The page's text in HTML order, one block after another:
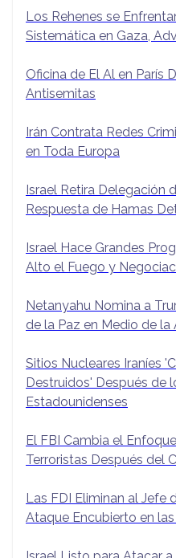
Los Rehenes se
Sistemática en Gaza,
Oficina de El Al en París
Antisemitas
Irán Contrata Redes
en Toda Europa
Israel Retira Delegación
Respuesta de Hamas
Israel Hace Grandes
Alto el Fuego y
Netanyahu Nomina a
de la Paz en Medio de
Sitios Nucleares Iraníes
Destruidos' Después de
Estadounidenses
El FBI Cambia el
Terroristas Después del
Las FDI Eliminan al Jefe
Ataque Encubierto en